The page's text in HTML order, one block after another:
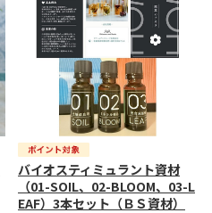
バイオスティミュラント資材
（01-SOIL、02-BLOOM、03-L
EAF）3本セット（ＢＳ資材）